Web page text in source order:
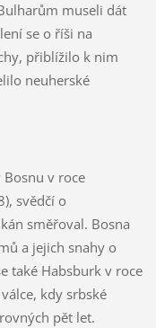
museli dát
se o říši na
přiblížilo k nim
neuherské
v roce
svědčí o
směřoval. Bosna
a jejich snahy o
také Habsburk v roce
kdy srbské
pět let.